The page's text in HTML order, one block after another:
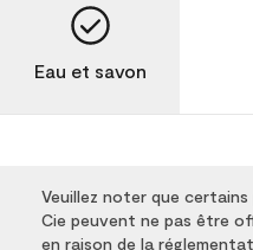
Eau et savon
Veuillez noter que
Cie peuvent ne pas être
en raison de la